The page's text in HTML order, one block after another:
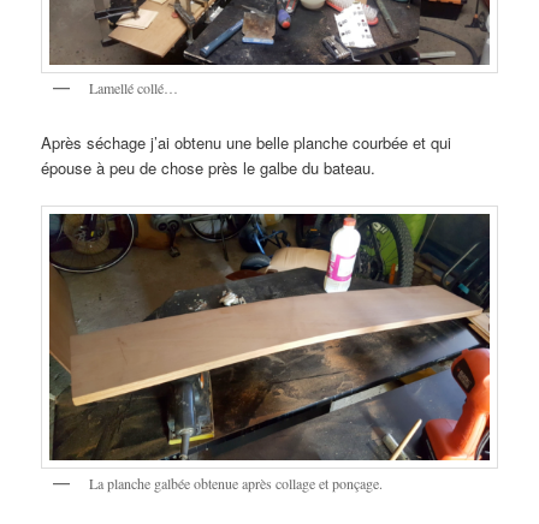
Lamellé collé…
Après séchage j’ai obtenu une belle planche courbée et qui
épouse à peu de chose près le galbe du bateau.
La planche galbée obtenue après collage et ponçage.